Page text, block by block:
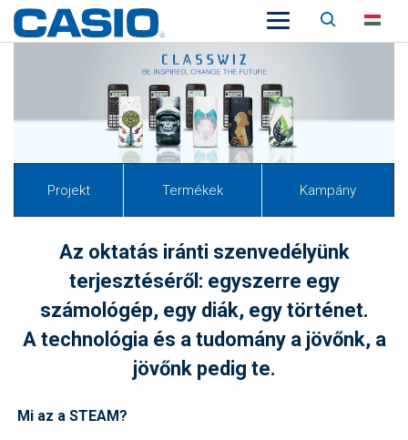
Keresés
Projekt Termékek Kampány
Az oktatás iránti szenvedélyünk
terjesztéséről: egyszerre egy
számológép, egy diák, egy történet.
A technológia és a tudomány a jövőnk, a
jövőnk pedig te.
Mi az a STEAM?